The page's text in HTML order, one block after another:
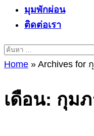
มุมพักผ่อน
ติดต่อเรา
ค้นหา
สำหรับ:
Home » Archives for
เดือน: กุม